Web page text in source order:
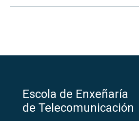
Escola de Enxeñaría
de Telecomunicación